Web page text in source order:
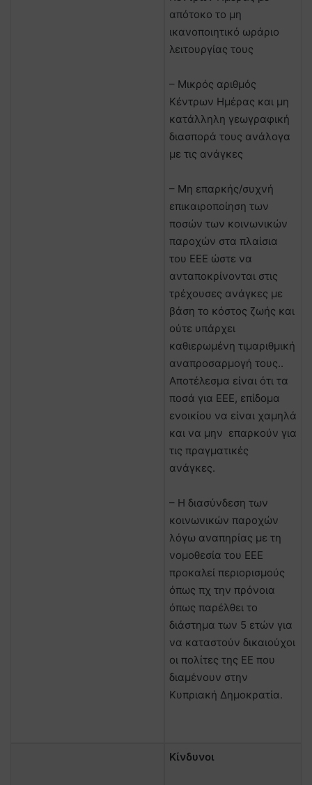
απότοκο το μη
ικανοποιητικό ωράριο
λειτουργίας τους
– Μικρός αριθμός
Κέντρων Ημέρας και μη
κατάλληλη γεωγραφική
διασπορά τους ανάλογα
με τις ανάγκες
– Μη επαρκής/συχνή
επικαιροποίηση των
ποσών των κοινωνικών
παροχών στα πλαίσια
του ΕΕΕ ώστε να
ανταποκρίνονται στις
τρέχουσες ανάγκες με
βάση το κόστος ζωής και
ούτε υπάρχει
καθιερωμένη τιμαριθμική
αναπροσαρμογή τους..
Αποτέλεσμα είναι ότι τα
ποσά για ΕΕΕ, επίδομα
ενοικίου να είναι χαμηλά
και να μην επαρκούν για
τις πραγματικές
ανάγκες.
– Η διασύνδεση των
κοινωνικών παροχών
λόγω αναπηρίας με τη
νομοθεσία του ΕΕΕ
προκαλεί περιορισμούς
όπως πχ την πρόνοια
όπως παρέλθει το
διάστημα των 5 ετών για
να καταστούν δικαιούχοι
οι πολίτες της ΕΕ που
διαμένουν στην
Κυπριακή Δημοκρατία.
Κίνδυνοι